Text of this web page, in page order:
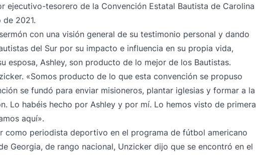
ejecutivo-tesorero de la Convención Estatal Bautista de Carolina
2021.
con una visión general de su testimonio personal y dando
del Sur por su impacto e influencia en su propia vida,
esposa, Ashley, son producto de lo mejor de los Bautistas.
«Somos producto de lo que esta convención se propuso
se fundó para enviar misioneros, plantar iglesias y formar a la
Lo habéis hecho por Ashley y por mí. Lo hemos visto de primera
aquí».
como periodista deportivo en el programa de fútbol americano
Georgia, de rango nacional, Unzicker dijo que se encontró en el